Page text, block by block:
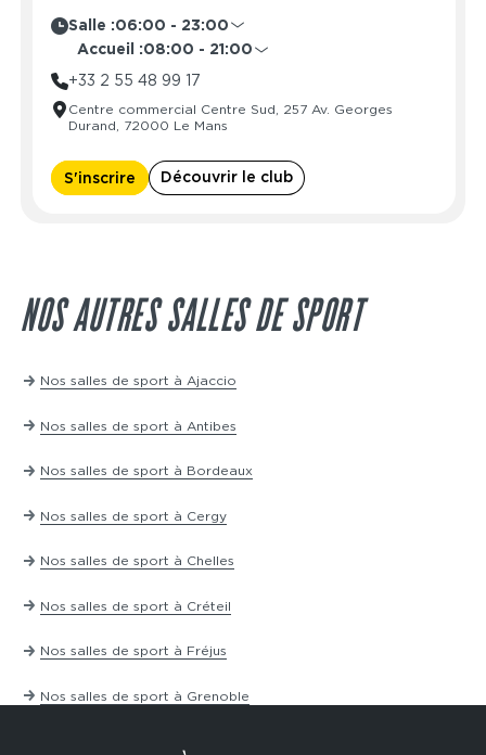
Salle :06:00 - 23:00
Lundi
06:00 - 23:00
Mardi
06:00 - 23:00
Jeudi
06:00 - 23:00
Samedi
06:00 - 23:00
Dimanche 08:00 - 23:00
Accueil :08:00 - 21:00
Lundi
Mercredi
08:00 - 21:00
Vendredi
08:00 - 21:00
Samedi
08:00 - 21:00
+33 2 55 48 99 17
Centre commercial Centre Sud, 257 Av. Georges
Durand, 72000 Le Mans
S'inscrire Découvrir le club
NOS AUTRES SALLES DE SPORT
Nos salles de sport à Ajaccio
Nos salles de sport à Antibes
Nos salles de sport à Bordeaux
Nos salles de sport à Cergy
Nos salles de sport à Chelles
Nos salles de sport à Créteil
Nos salles de sport à Fréjus
Nos salles de sport à Grenoble